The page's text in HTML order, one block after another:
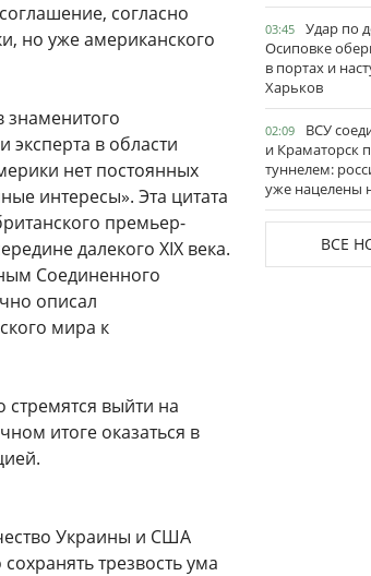
согласно
но уже американского
эксперта в области
нет постоянных
интересы». Эта цитата
премьер-
далекого XIX века.
Соединенного
описал
мира к
стремятся выйти на
итоге оказаться в
Украины и США
трезвость ума
03:45
Удар по
Осиповке
в портах и
Харьков
02:09
ВСУ
и Краматорск
туннелем:
уже нацелены
ВСЕ